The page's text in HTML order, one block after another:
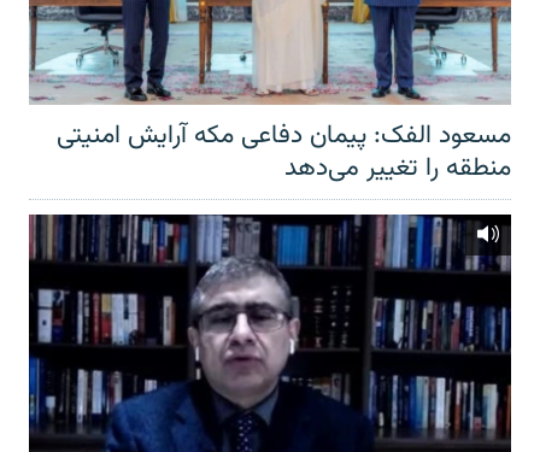
مسعود الفک: پیمان دفاعی مکه آرایش امنیتی
منطقه را تغییر می‌دهد